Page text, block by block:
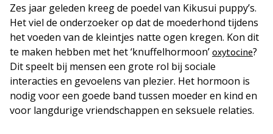
Zes jaar geleden kreeg de poedel van Kikusui puppy’s.
Het viel de onderzoeker op dat de moederhond tijdens
het voeden van de kleintjes natte ogen kregen. Kon dit
te maken hebben met het ‘knuffelhormoon’ oxytocine?
Dit speelt bij mensen een grote rol bij sociale
interacties en gevoelens van plezier. Het hormoon is
nodig voor een goede band tussen moeder en kind en
voor langdurige vriendschappen en seksuele relaties.